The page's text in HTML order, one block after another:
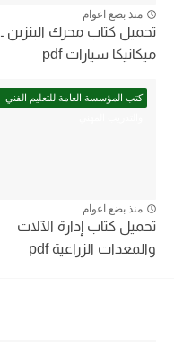
منذ بضع اعوام
تحميل كتاب محرك البنزين ـ
ميكانيكا سيارات pdf
كتب المؤسسة العامة للتعليم الفني
منذ بضع اعوام
تحميل كتاب إدارة الآلات
والمعدات الزراعية pdf